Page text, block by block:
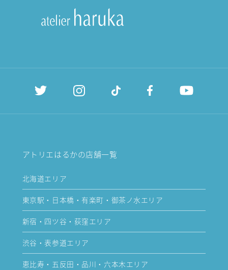
アトリエはるかの店舗一覧
北海道エリア
東京駅・日本橋・有楽町・御茶ノ水エリア
新宿・四ツ谷・荻窪エリア
渋谷・表参道エリア
恵比寿・五反田・品川・六本木エリア